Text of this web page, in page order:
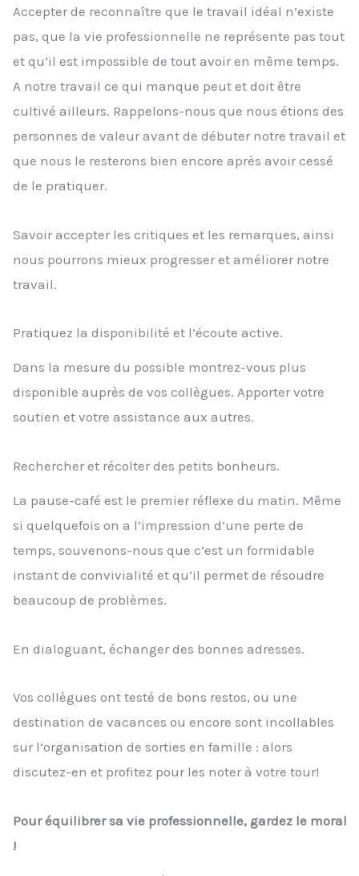
Accepter de reconnaître que le travail idéal n’existe
pas, que la vie professionnelle ne représente pas tout
et qu’il est impossible de tout avoir en même temps.
A notre travail ce qui manque peut et doit être
cultivé ailleurs. Rappelons-nous que nous étions des
personnes de valeur avant de débuter notre travail et
que nous le resterons bien encore après avoir cessé
de le pratiquer.
Savoir accepter les critiques et les remarques, ainsi
nous pourrons mieux progresser et améliorer notre
travail.
Pratiquez la disponibilité et l’écoute active.
Dans la mesure du possible montrez-vous plus
disponible auprès de vos collègues. Apporter votre
soutien et votre assistance aux autres.
Rechercher et récolter des petits bonheurs.
La pause-café est le premier réflexe du matin. Même
si quelquefois on a l’impression d’une perte de
temps, souvenons-nous que c’est un formidable
instant de convivialité et qu’il permet de résoudre
beaucoup de problèmes.
En dialoguant, échanger des bonnes adresses.
Vos collègues ont testé de bons restos, ou une
destination de vacances ou encore sont incollables
sur l’organisation de sorties en famille : alors
discutez-en et profitez pour les noter à votre tour!
Pour équilibrer sa vie professionnelle, gardez le moral
!